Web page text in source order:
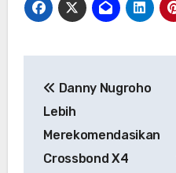
navigation
Danny Nugroho
Lebih
Merekomendasikan
Crossbond X4